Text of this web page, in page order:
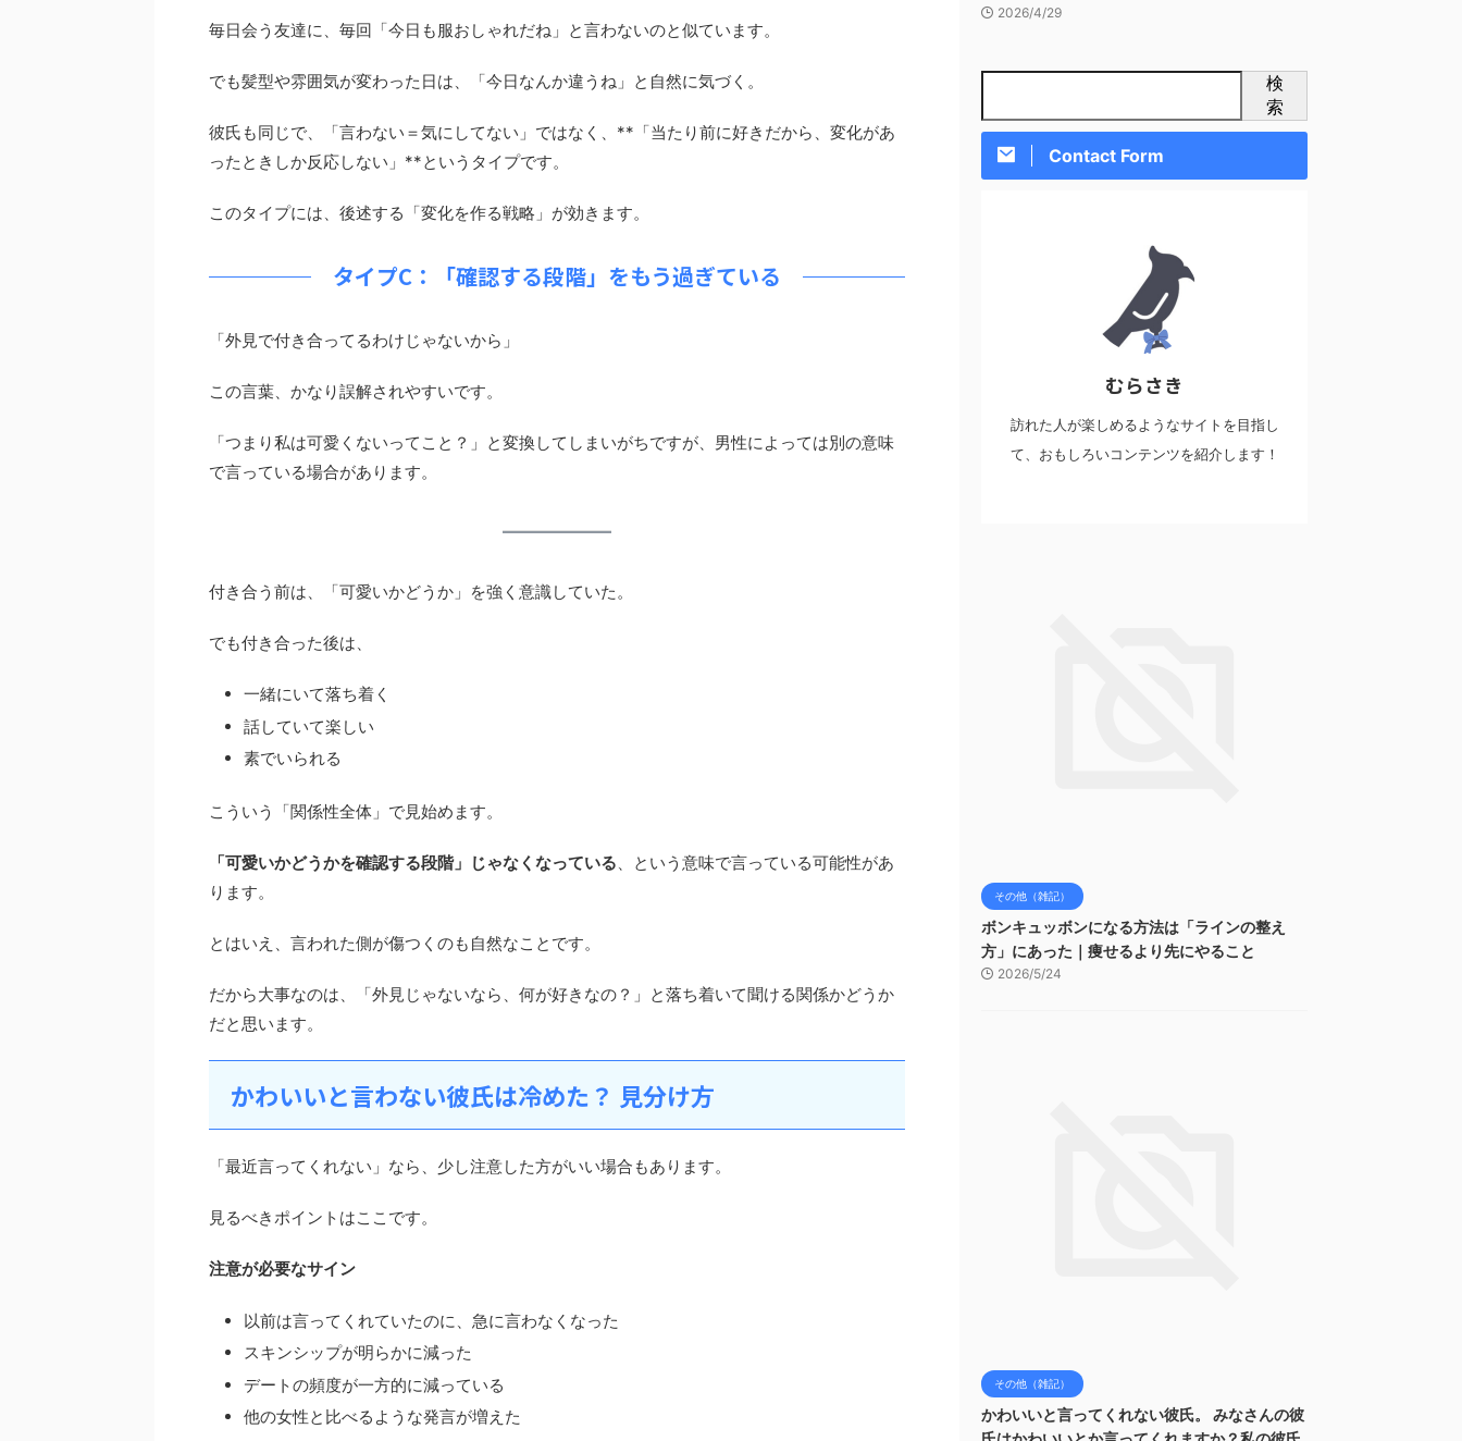
毎日会う友達に、毎回「今日も服おしゃれだね」と言わないのと似ています。
でも髪型や雰囲気が変わった日は、「今日なんか違うね」と自然に気づく。
彼氏も同じで、「言わない＝気にしてない」ではなく、**「当たり前に好きだから、変化があ
ったときしか反応しない」**というタイプです。
このタイプには、後述する「変化を作る戦略」が効きます。
タイプC：「確認する段階」をもう過ぎている
「外見で付き合ってるわけじゃないから」
この言葉、かなり誤解されやすいです。
「つまり私は可愛くないってこと？」と変換してしまいがちですが、男性によっては別の意味
で言っている場合があります。
付き合う前は、「可愛いかどうか」を強く意識していた。
でも付き合った後は、
一緒にいて落ち着く
話していて楽しい
素でいられる
こういう「関係性全体」で見始めます。
「可愛いかどうかを確認する段階」じゃなくなっている、という意味で言っている可能性があ
ります。
とはいえ、言われた側が傷つくのも自然なことです。
だから大事なのは、「外見じゃないなら、何が好きなの？」と落ち着いて聞ける関係かどうか
だと思います。
かわいいと言わない彼氏は冷めた？ 見分け方
「最近言ってくれない」なら、少し注意した方がいい場合もあります。
見るべきポイントはここです。
注意が必要なサイン
以前は言ってくれていたのに、急に言わなくなった
スキンシップが明らかに減った
デートの頻度が一方的に減っている
他の女性と比べるような発言が増えた
2026/4/29
検
索
Contact Form
むらさき
訪れた人が楽しめるようなサイトを目指し
て、おもしろいコンテンツを紹介します！
その他（雑記）
ボンキュッボンになる方法は「ラインの整え
方」にあった｜痩せるより先にやること
2026/5/24
その他（雑記）
かわいいと言ってくれない彼氏。 みなさんの彼